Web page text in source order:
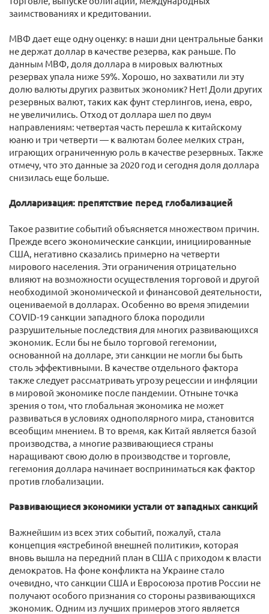
заимствованиях и кредитовании.
МВФ дает еще одну оценку: в наши дни центральные банки
не держат доллар в качестве резерва, как раньше. По
данным МВФ, доля доллара в мировых валютных
резервах упала ниже 59%. Хорошо, но захватили ли эту
долю валюты других развитых экономик? Нет! Доли других
резервных валют, таких как фунт стерлингов, иена, евро,
не увеличились. Отход от доллара шел по двум
направлениям: четвертая часть перешла к китайскому
юаню и три четверти — к валютам более мелких стран,
играющих ограниченную роль в качестве резервных. Также
отмечу, что это данные за 2020 год и сегодня доля доллара
снизилась еще больше.
Долларизация: препятствие перед глобализацией
Такое развитие событий объясняется множеством причин.
Прежде всего экономические санкции, инициированные
США, негативно сказались примерно на четверти
мирового населения. Эти ограничения отрицательно
влияют на возможности осуществления торговой и другой
необходимой экономической и финансовой деятельности,
оцениваемой в долларах. Особенно во время эпидемии
COVID-19 санкции западного блока породили
разрушительные последствия для многих развивающихся
экономик. Если бы не было торговой гегемонии,
основанной на долларе, эти санкции не могли бы быть
столь эффективными. В качестве отдельного фактора
также следует рассматривать угрозу рецессии и инфляции
в мировой экономике после пандемии. Отныне точка
зрения о том, что глобальная экономика не может
развиваться в условиях однополярного мира, становится
всеобщим мнением. В то время, как Китай является базой
производства, а многие развивающиеся страны
наращивают свою долю в производстве и торговле,
гегемония доллара начинает восприниматься как фактор
против глобализации.
Развивающиеся экономики устали от западных санкций
Важнейшим из всех этих событий, пожалуй, стала
концепция «ястребиной внешней политики», которая
вновь вышла на передний план в США с приходом к власти
демократов. На фоне конфликта на Украине стало
очевидно, что санкции США и Евросоюза против России не
получают особого признания со стороны развивающихся
экономик. Одним из лучших примеров этого является